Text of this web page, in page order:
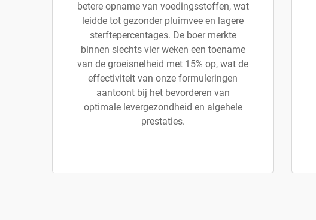
betere opname van voedingsstoffen, wat
leidde tot gezonder pluimvee en lagere
sterftepercentages. De boer merkte
binnen slechts vier weken een toename
van de groeisnelheid met 15% op, wat de
effectiviteit van onze formuleringen
aantoont bij het bevorderen van
optimale levergezondheid en algehele
prestaties.